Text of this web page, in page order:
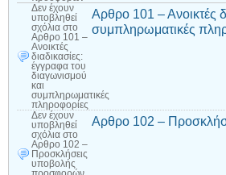
Δεν έχουν
υποβληθεί
σχόλια στο
Αρθρο 101 –
Ανοικτές
διαδικασίες:
έγγραφα του
διαγωνισμού
και
συμπληρωματικές
πληροφορίες
Αρθρο 101 – Ανοικτές
συμπληρωματικές
Δεν έχουν
υποβληθεί
σχόλια στο
Αρθρο 102 –
Προσκλήσεις
υποβολής
Αρθρο 102 –